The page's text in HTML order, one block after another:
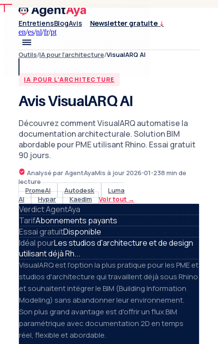
EntretiensBlogAvis Newsletter gratuite ↓
en/es/nl/fr/pt
Outils/IA pour l'architecture/VisualARQ AI
IA POUR L'ARCHITECTURE
Avis VisualARQ AI
Découvrez comment VisualARQ automatise la
documentation architecturale. Solution BIM
abordable pour PME utilisant Rhino. Essai gratuit
90 jours.
Analysé par AgentAyaMis à jour 2026-01-238 min de
lecture
PromeAI
Autodesk
Luma
AI
Hypar Kaedim Voir tout →
Verdict AgentAya
TarifAbonnements payants
Essai gratuitDisponible
Idéal pourLes studios d'architecture et de design
utilisant déjà Rh...
VisualARQ est l'option la plus pratique pour les PME et
studios d'architecture qui travaillent déjà sous Rhino
et souhaitent intégrer le BIM (Building Information
Modeling) sans abandonner leur environnement.
Son plus grand avantage est d'offrir un flux BIM
paramétrique avec documentation 2D en temps
réel, flexible et abordable.